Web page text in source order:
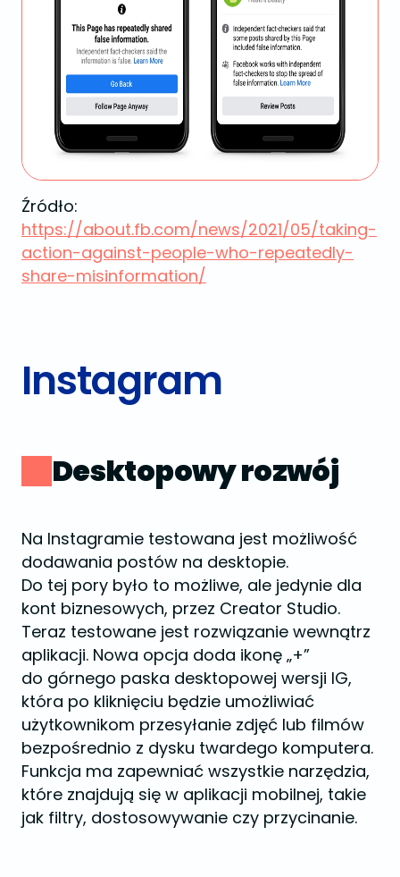
Źródło:
https://about.fb.com/news/2021/05/taking-
action-against-people-who-repeatedly-
share-misinformation/
Instagram
Desktopowy rozwój
Na Instagramie testowana jest możliwość
dodawania postów na desktopie.
Do tej pory było to możliwe, ale jedynie dla
kont biznesowych, przez Creator Studio.
Teraz testowane jest rozwiązanie wewnątrz
aplikacji. Nowa opcja doda ikonę „+”
do górnego paska desktopowej wersji IG,
która po kliknięciu będzie umożliwiać
użytkownikom przesyłanie zdjęć lub filmów
bezpośrednio z dysku twardego komputera.
Funkcja ma zapewniać wszystkie narzędzia,
które znajdują się w aplikacji mobilnej, takie
jak filtry, dostosowywanie czy przycinanie.